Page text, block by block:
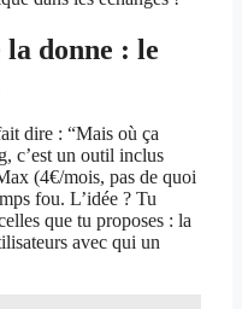
la donne : le
dire : “Mais où ça
c’est un outil inclus
(4€/mois, pas de quoi
fou. L’idée ? Tu
que tu proposes : la
avec qui un